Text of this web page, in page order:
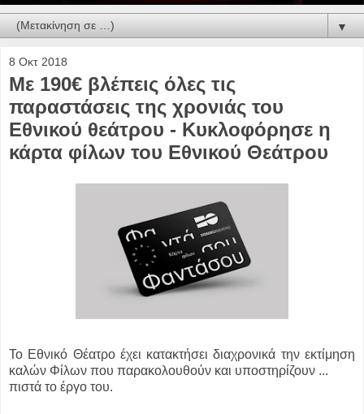
▼
8 Οκτ 2018
Με 190€ βλέπεις όλες τις
παραστάσεις της χρονιάς του
Εθνικού θεάτρου - Κυκλοφόρησε η
κάρτα φίλων του Εθνικού Θεάτρου
Το Εθνικό Θέατρο έχει κατακτήσει διαχρονικά την εκτίμηση
καλών Φίλων που παρακολουθούν και υποστηρίζουν ...
πιστά το έργο του.